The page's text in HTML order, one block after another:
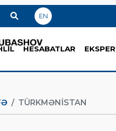
EN
HESABATLAR
TÜRKMƏNISTAN